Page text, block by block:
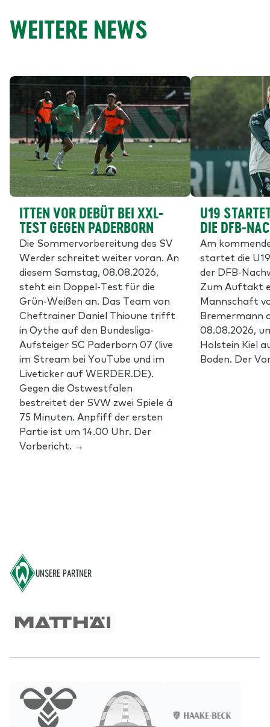
WEITERE NEWS
ITTEN VOR DEBÜT BEI XXL-
TEST GEGEN PADERBORN
Die Sommervorbereitung des SV
Werder schreitet weiter voran. An
diesem Samstag, 08.08.2026,
steht ein Doppel-Test für die
Grün-Weißen an. Das Team von
Cheftrainer Daniel Thioune trifft
in Oythe auf den Bundesliga-
Aufsteiger SC Paderborn 07 (live
im Stream bei YouTube und im
Liveticker auf WERDER.DE).
Gegen die Ostwestfalen
bestreitet der SVW zwei Spiele á
75 Minuten. Anpfiff der ersten
Partie ist um 14.00 Uhr. Der
Vorbericht. →
U19
DIE DFB-
Am
startet die
der DFB-
Zum Auftakt
Mannschaft
Bremermann
08.08.2026,
Holstein Kiel
Boden. Der
UNSERE PARTNER